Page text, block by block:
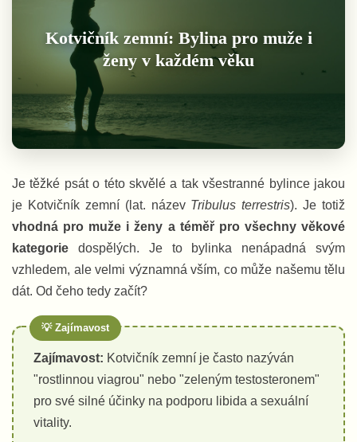
Kotvičník zemní: Bylina pro muže i
ženy v každém věku
Je těžké psát o této skvělé a tak všestranné bylince jakou
je Kotvičník zemní (lat. název Tribulus terrestris). Je totiž
vhodná pro muže i ženy a téměř pro všechny věkové
kategorie dospělých. Je to bylinka nenápadná svým
vzhledem, ale velmi významná vším, co může našemu tělu
dát. Od čeho tedy začít?
Zajímavost: Kotvičník zemní je často nazýván
"rostlinnou viagrou" nebo "zeleným testosteronem"
pro své silné účinky na podporu libida a sexuální
vitality.